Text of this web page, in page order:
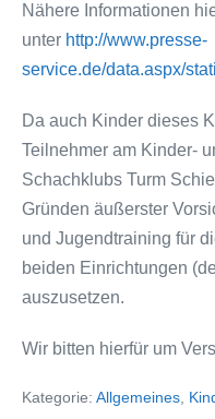
Nähere Informationen
unter http://www.presse-
service.de/data.aspx/
Da auch Kinder dieses
Teilnehmer am Kinder-
Schachklubs Turm
Gründen äußerster
und Jugendtraining für
beiden Einrichtungen
auszusetzen.
Wir bitten hierfür um
Kategorie: Allgemeines